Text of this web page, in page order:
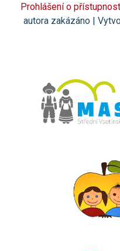
Prohlášení o
autora zakázáno |